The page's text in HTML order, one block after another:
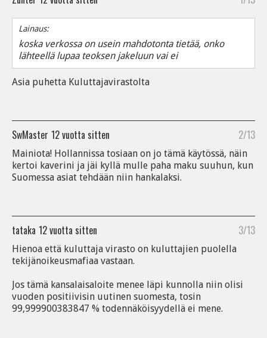
Lainaus:
koska verkossa on usein mahdotonta tietää, onko
lähteellä lupaa teoksen jakeluun vai ei
Asia puhetta Kuluttajavirastolta
SwMaster 12 vuotta sitten 2/13
Mainiota! Hollannissa tosiaan on jo tämä käytössä, näin
kertoi kaverini ja jäi kyllä mulle paha maku suuhun, kun
Suomessa asiat tehdään niin hankalaksi.
tataka 12 vuotta sitten 3/13
Hienoa että kuluttaja virasto on kuluttajien puolella
tekijänoikeusmafiaa vastaan.
Jos tämä kansalaisaloite menee läpi kunnolla niin olisi
vuoden positiivisin uutinen suomesta, tosin
99,999900383847 % todennäköisyydellä ei mene.